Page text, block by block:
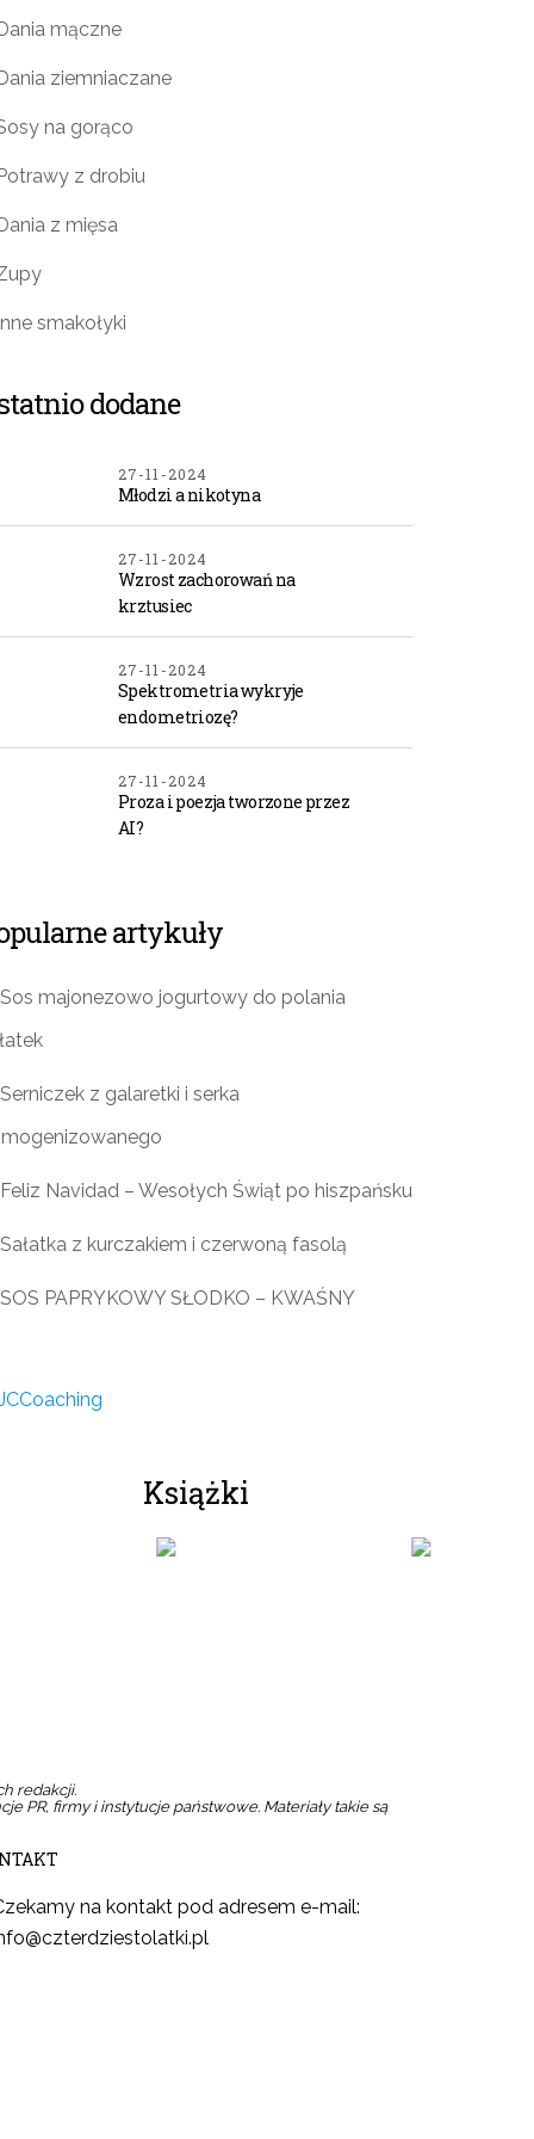
mączne
ziemniaczane
na gorąco
z drobiu
z mięsa
smakołyki
dodane
27-11-2024
Młodzi a nikotyna
27-11-2024
Wzrost zachorowań na
krztusiec
27-11-2024
Spektrometria wykryje
endometriozę?
27-11-2024
Proza i poezja tworzone przez
AI?
artykuły
Sos majonezowo jogurtowy do polania
Serniczek z galaretki i serka
Feliz Navidad – Wesołych Świąt po hiszpańsku
Sałatka z kurczakiem i czerwoną fasolą
SOS PAPRYKOWY SŁODKO – KWAŚNY
Książki
redakcji.
PR, firmy i instytucje państwowe. Materiały takie są
na kontakt pod adresem e-mail: